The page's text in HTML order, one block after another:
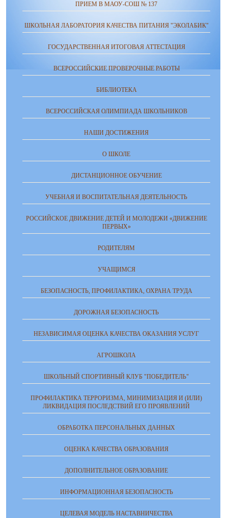
ПРИЕМ В МАОУ-СОШ № 137
ШКОЛЬНАЯ ЛАБОРАТОРИЯ КАЧЕСТВА ПИТАНИЯ "ЭКОЛАБИК"
ГОСУДАРСТВЕННАЯ ИТОГОВАЯ АТТЕСТАЦИЯ
ВСЕРОССИЙСКИЕ ПРОВЕРОЧНЫЕ РАБОТЫ
БИБЛИОТЕКА
ВСЕРОССИЙСКАЯ ОЛИМПИАДА ШКОЛЬНИКОВ
НАШИ ДОСТИЖЕНИЯ
О ШКОЛЕ
ДИСТАНЦИОННОЕ ОБУЧЕНИЕ
УЧЕБНАЯ И ВОСПИТАТЕЛЬНАЯ ДЕЯТЕЛЬНОСТЬ
РОССИЙСКОЕ ДВИЖЕНИЕ ДЕТЕЙ И МОЛОДЕЖИ «ДВИЖЕНИЕ
ПЕРВЫХ»
РОДИТЕЛЯМ
УЧАЩИМСЯ
БЕЗОПАСНОСТЬ, ПРОФИЛАКТИКА, ОХРАНА ТРУДА
ДОРОЖНАЯ БЕЗОПАСНОСТЬ
НЕЗАВИСИМАЯ ОЦЕНКА КАЧЕСТВА ОКАЗАНИЯ УСЛУГ
АГРОШКОЛА
ШКОЛЬНЫЙ СПОРТИВНЫЙ КЛУБ "ПОБЕДИТЕЛЬ"
ПРОФИЛАКТИКА ТЕРРОРИЗМА, МИНИМИЗАЦИЯ И (ИЛИ)
ЛИКВИДАЦИЯ ПОСЛЕДСТВИЙ ЕГО ПРОЯВЛЕНИЙ
ОБРАБОТКА ПЕРСОНАЛЬНЫХ ДАННЫХ
ОЦЕНКА КАЧЕСТВА ОБРАЗОВАНИЯ
ДОПОЛНИТЕЛЬНОЕ ОБРАЗОВАНИЕ
ИНФОРМАЦИОННАЯ БЕЗОПАСНОСТЬ
ЦЕЛЕВАЯ МОДЕЛЬ НАСТАВНИЧЕСТВА